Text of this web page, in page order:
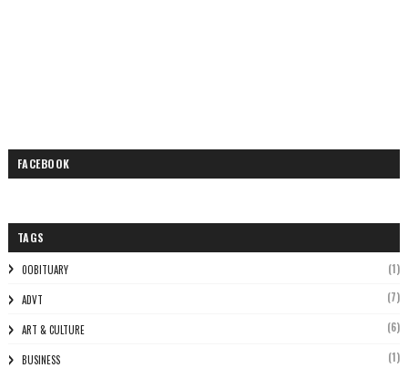
FACEBOOK
TAGS
0OBITUARY (1)
ADVT (7)
ART & CULTURE (6)
BUSINESS (1)